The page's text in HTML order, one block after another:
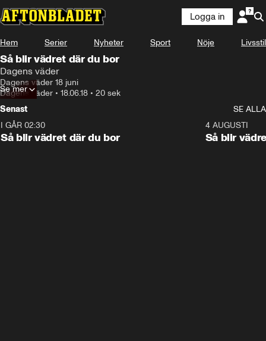
Logga in
Hem Serier Nyheter Sport Nöje Livsstil
Så blir vädret där du bor
Dagens väder
Dagens väder 18 juni
Dagens väder • 18.06.18 • 20 sek
Se mer
Senast
SE ALLA
I GÅR 02:30
Så blir vädret där du bor
4 AUGUSTI
Så blir